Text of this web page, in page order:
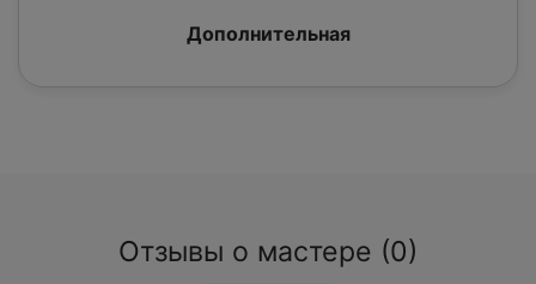
Дополнительная
Отзывы о мастере (0)